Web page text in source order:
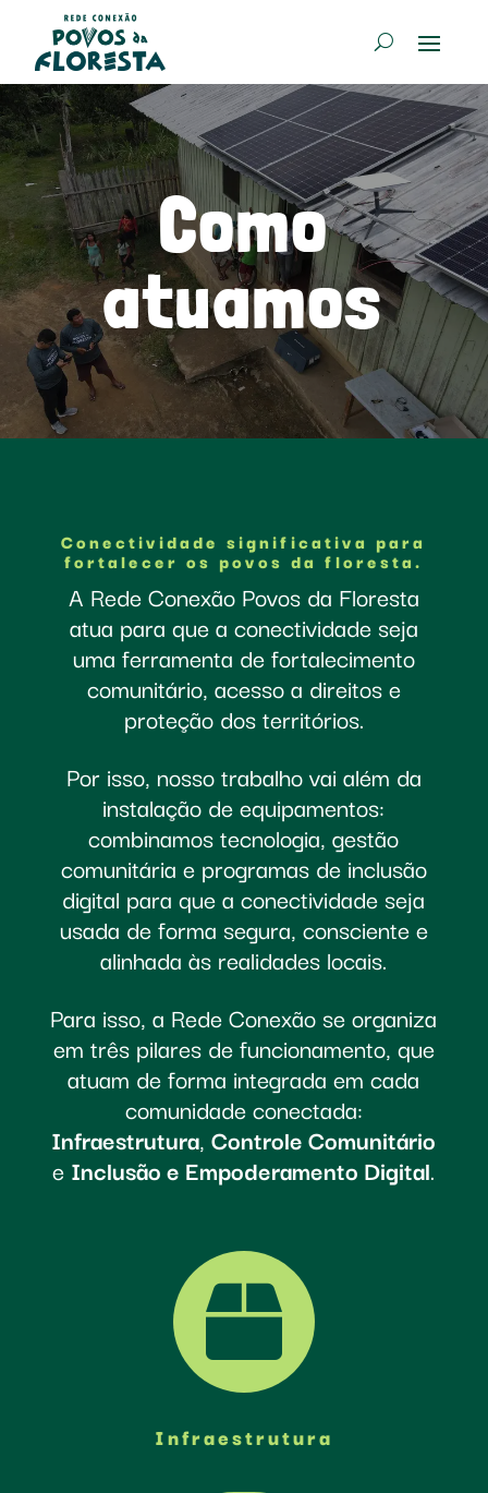
Como
atuamos
Conectividade significativa para
fortalecer os povos da floresta.
A Rede Conexão Povos da Floresta
atua para que a conectividade seja
uma ferramenta de fortalecimento
comunitário, acesso a direitos e
proteção dos territórios.
Por isso, nosso trabalho vai além da
instalação de equipamentos:
combinamos tecnologia, gestão
comunitária e programas de inclusão
digital para que a conectividade seja
usada de forma segura, consciente e
alinhada às realidades locais.
Para isso, a Rede Conexão se organiza
em três pilares de funcionamento, que
atuam de forma integrada em cada
comunidade conectada:
Infraestrutura,Controle Comunitário
e Inclusão e Empoderamento Digital.

Infraestrutura